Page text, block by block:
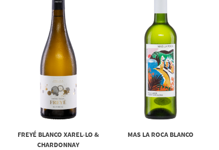
FREYÉ BLANCO XAREL-LO &
CHARDONNAY
MAS LA ROCA BLANCO